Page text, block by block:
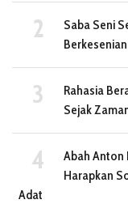
Saba Seni
Berkesenian
Rahasia
Sejak
Abah Anton
Harapkan
Adat